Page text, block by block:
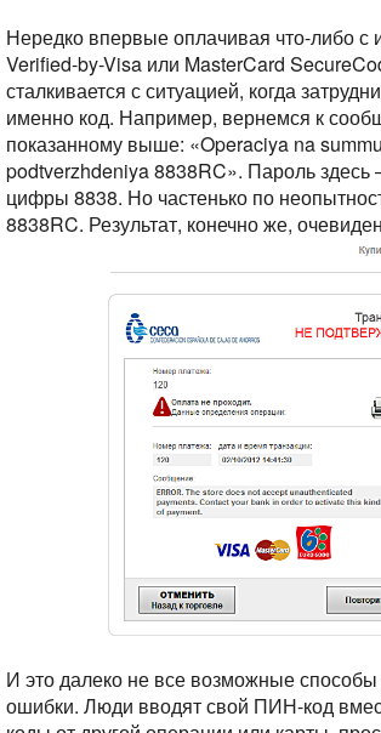
Нередко впервые оплачивая что-либо с
Verified-by-Visa или MasterCard
сталкивается с ситуацией, когда
именно код. Например, вернемся к
показанному выше: «Operaciya na
podtverzhdeniya 8838RC». Пароль здесь
цифры 8838. Но частенько по
8838RC. Результат, конечно же,
И это далеко не все возможные способы
ошибки. Люди вводят свой ПИН-код